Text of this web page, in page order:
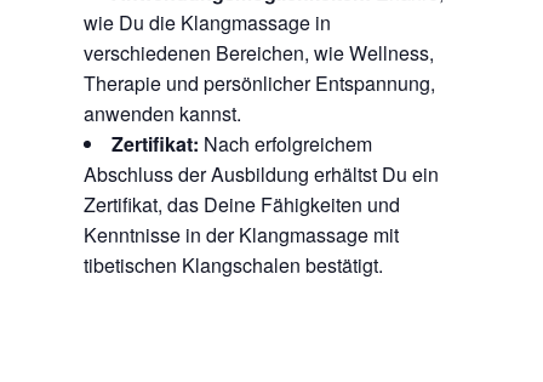
wie Du die Klangmassage in
verschiedenen Bereichen, wie Wellness,
Therapie und persönlicher Entspannung,
anwenden kannst.
Zertifikat: Nach erfolgreichem
Abschluss der Ausbildung erhältst Du ein
Zertifikat, das Deine Fähigkeiten und
Kenntnisse in der Klangmassage mit
tibetischen Klangschalen bestätigt.